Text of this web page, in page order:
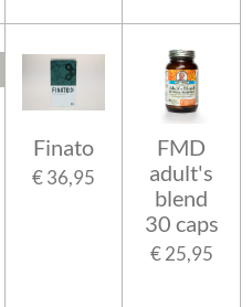
Finato
€ 36,95
FMD
adult's
blend
30 caps
€ 25,95